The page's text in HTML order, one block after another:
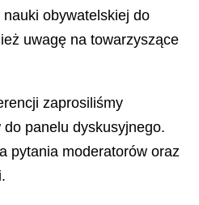
obywatelskiej do
uwagę na towarzyszące
zaprosiliśmy
panelu dyskusyjnego.
pytania moderatorów oraz